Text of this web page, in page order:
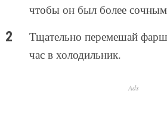
чтобы он был более
Тщательно перемешай
час в холодильник.
Ads